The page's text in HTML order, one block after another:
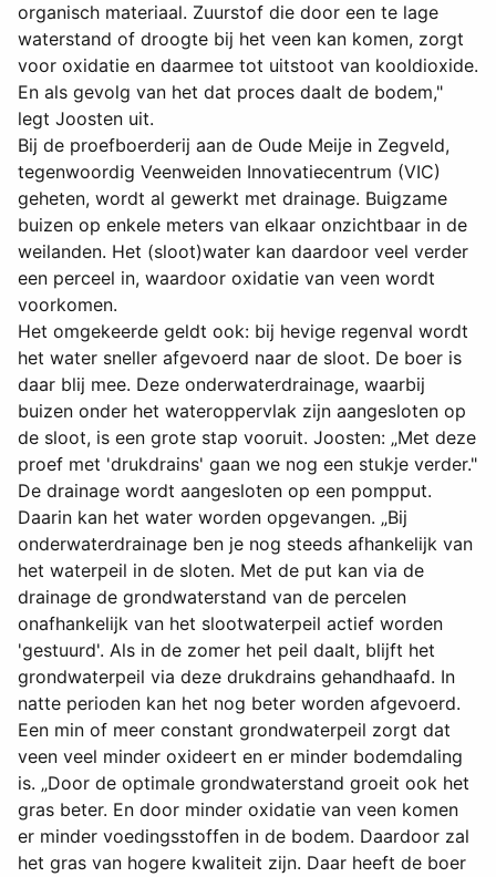
organisch materiaal. Zuurstof die door een te lage
waterstand of droogte bij het veen kan komen, zorgt
voor oxidatie en daarmee tot uitstoot van kooldioxide.
En als gevolg van het dat proces daalt de bodem,"
legt Joosten uit.
Bij de proefboerderij aan de Oude Meije in Zegveld,
tegenwoordig Veenweiden Innovatiecentrum (VIC)
geheten, wordt al gewerkt met drainage. Buigzame
buizen op enkele meters van elkaar onzichtbaar in de
weilanden. Het (sloot)water kan daardoor veel verder
een perceel in, waardoor oxidatie van veen wordt
voorkomen.
Het omgekeerde geldt ook: bij hevige regenval wordt
het water sneller afgevoerd naar de sloot. De boer is
daar blij mee. Deze onderwaterdrainage, waarbij
buizen onder het wateroppervlak zijn aangesloten op
de sloot, is een grote stap vooruit. Joosten: „Met deze
proef met 'drukdrains' gaan we nog een stukje verder."
De drainage wordt aangesloten op een pompput.
Daarin kan het water worden opgevangen. „Bij
onderwaterdrainage ben je nog steeds afhankelijk van
het waterpeil in de sloten. Met de put kan via de
drainage de grondwaterstand van de percelen
onafhankelijk van het slootwaterpeil actief worden
'gestuurd'. Als in de zomer het peil daalt, blijft het
grondwaterpeil via deze drukdrains gehandhaafd. In
natte perioden kan het nog beter worden afgevoerd.
Een min of meer constant grondwaterpeil zorgt dat
veen veel minder oxideert en er minder bodemdaling
is. „Door de optimale grondwaterstand groeit ook het
gras beter. En door minder oxidatie van veen komen
er minder voedingsstoffen in de bodem. Daardoor zal
het gras van hogere kwaliteit zijn. Daar heeft de boer